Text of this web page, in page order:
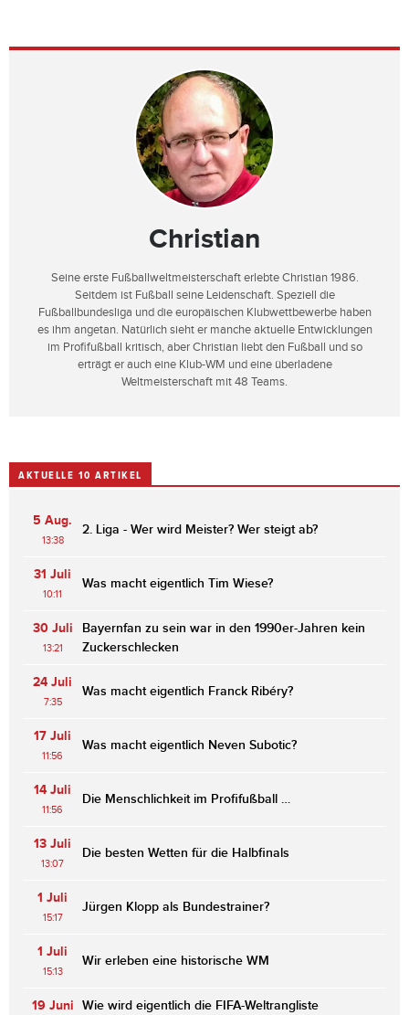
Christian
Seine erste Fußballweltmeisterschaft erlebte Christian 1986.
Seitdem ist Fußball seine Leidenschaft. Speziell die
Fußballbundesliga und die europäischen Klubwettbewerbe haben
es ihm angetan. Natürlich sieht er manche aktuelle Entwicklungen
im Profifußball kritisch, aber Christian liebt den Fußball und so
erträgt er auch eine Klub-WM und eine überladene
Weltmeisterschaft mit 48 Teams.
AKTUELLE 10 ARTIKEL
5 Aug.
13:38
2. Liga - Wer wird Meister? Wer steigt ab?
31 Juli
10:11
Was macht eigentlich Tim Wiese?
30 Juli
13:21
Bayernfan zu sein war in den 1990er-Jahren kein
Zuckerschlecken
24 Juli
7:35
Was macht eigentlich Franck Ribéry?
17 Juli
11:56
Was macht eigentlich Neven Subotic?
14 Juli
11:56
Die Menschlichkeit im Profifußball …
13 Juli
13:07
Die besten Wetten für die Halbfinals
1 Juli
15:17
Jürgen Klopp als Bundestrainer?
1 Juli
15:13
Wir erleben eine historische WM
19 Juni Wie wird eigentlich die FIFA-Weltrangliste